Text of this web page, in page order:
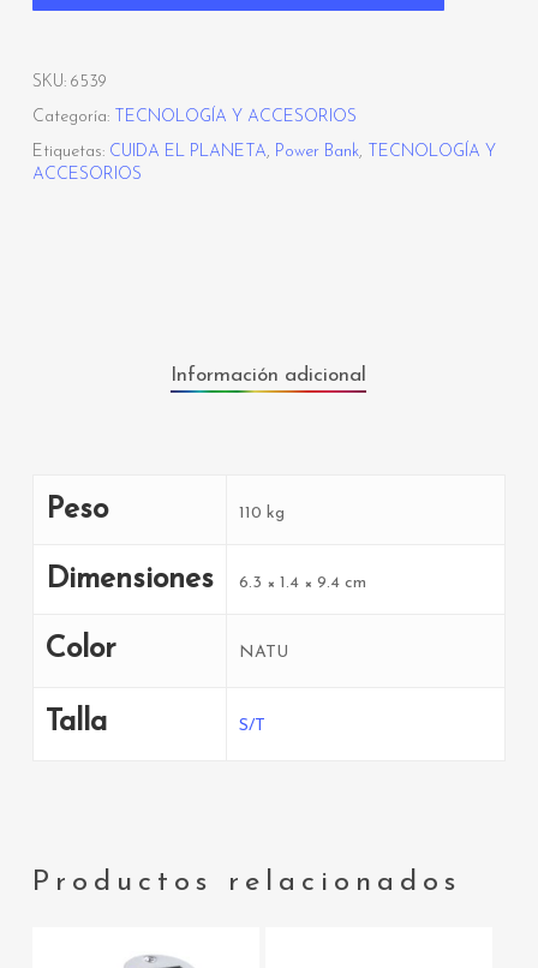
SKU: 6539
Categoría:
TECNOLOGÍA Y ACCESORIOS
Etiquetas: CUIDA EL PLANETA, Power Bank,
TECNOLOGÍA Y
ACCESORIOS
Información adicional
Peso 110 kg
Dimensiones 6.3 × 1.4 × 9.4 cm
Color NATU
Talla S/T
Productos relacionados